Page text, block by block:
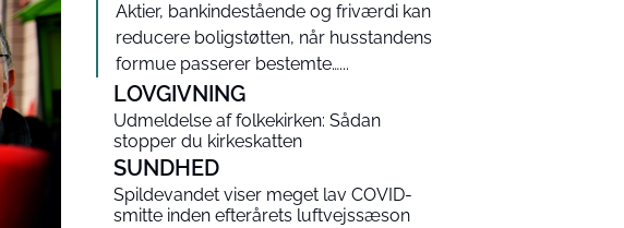
Aktier, bankindestående og friværdi kan
reducere boligstøtten, når husstandens
formue passerer bestemte…...
LOVGIVNING
Udmeldelse af folkekirken: Sådan
stopper du kirkeskatten
SUNDHED
Spildevandet viser meget lav COVID-
smitte inden efterårets luftvejssæson